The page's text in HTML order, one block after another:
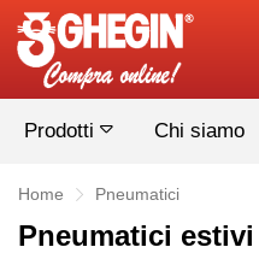
Prodotti Chi siamo
Home Pneumatici
Pneumatici estivi